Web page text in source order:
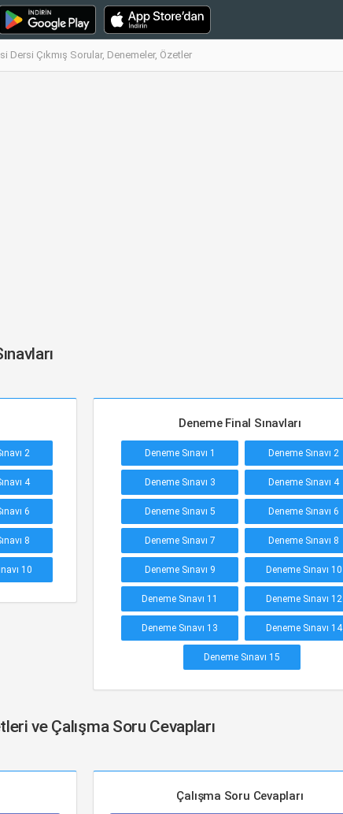
Dersi Çıkmış Sorular, Denemeler, Özetler
2
4
6
8
10
Deneme Final Sınavları
Deneme Sınavı 1 Deneme Sınavı 2
Deneme Sınavı 3 Deneme Sınavı 4
Deneme Sınavı 5 Deneme Sınavı 6
Deneme Sınavı 7 Deneme Sınavı 8
Deneme Sınavı 9 Deneme Sınavı 10
Deneme Sınavı 11 Deneme Sınavı 12
Deneme Sınavı 13 Deneme Sınavı 14
Deneme Sınavı 15
ve Çalışma Soru Cevapları
Çalışma Soru Cevapları